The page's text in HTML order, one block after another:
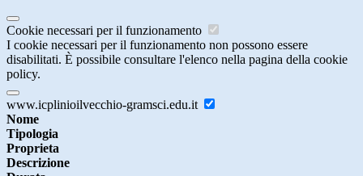
Cookie necessari per il funzionamento
I cookie necessari per il funzionamento non possono essere
disabilitati. È possibile consultare l'elenco nella pagina della cookie
policy.
www.icplinioilvecchio-gramsci.edu.it
Nome
Tipologia
Proprieta
Descrizione